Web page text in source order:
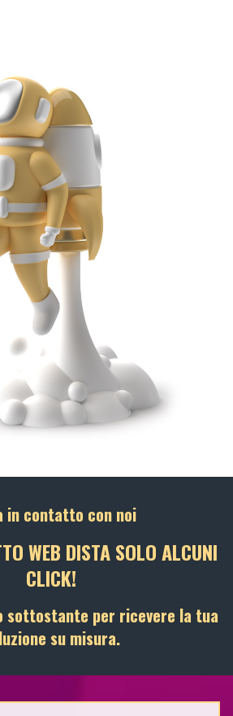
in contatto con noi
WEB DISTA SOLO ALCUNI
CLICK!
sottostante per ricevere la tua
su misura.